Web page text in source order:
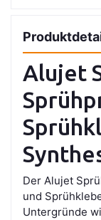
Alujet
Der Alujet
und
Untergründe